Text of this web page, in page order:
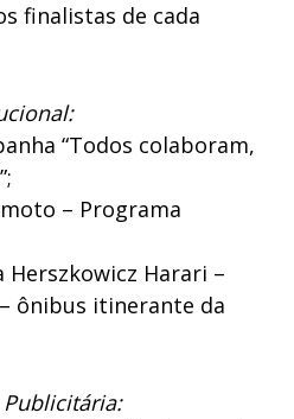
finalistas de cada
“Todos colaboram,
– Programa
Herszkowicz Harari –
ônibus itinerante da
Publicitária: